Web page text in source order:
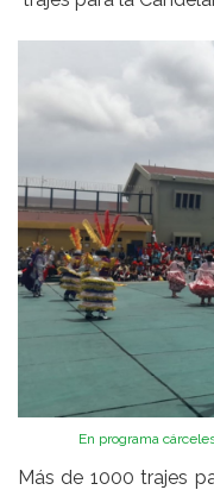
En programa
Más de 1000 trajes